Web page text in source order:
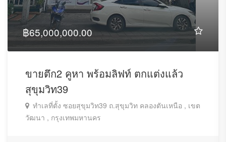
฿65,000,000.00
ขายตึก2 คูหา พร้อมลิฟท์ ตกแต่งแล้ว
สุขุมวิท39
ทำเลที่ตั้ง ซอยสุขุมวิท39 ถ.สุขุมวิท คลองตันเหนือ , เขต
วัฒนา , กรุงเทพมหานคร